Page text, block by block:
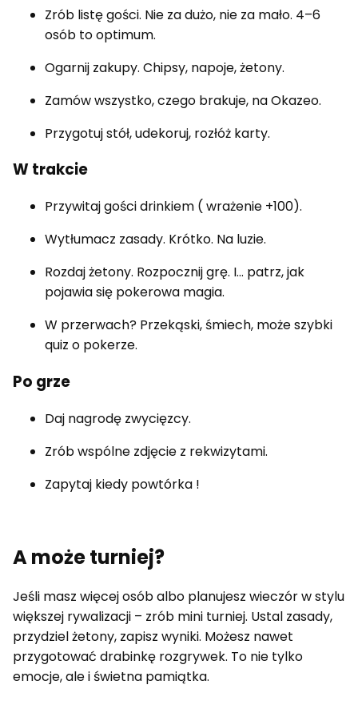
Zrób listę gości. Nie za dużo, nie za mało. 4–6
osób to optimum.
Ogarnij zakupy. Chipsy, napoje, żetony.
Zamów wszystko, czego brakuje, na Okazeo.
Przygotuj stół, udekoruj, rozłóż karty.
W trakcie
Przywitaj gości drinkiem ( wrażenie +100).
Wytłumacz zasady. Krótko. Na luzie.
Rozdaj żetony. Rozpocznij grę. I… patrz, jak
pojawia się pokerowa magia.
W przerwach? Przekąski, śmiech, może szybki
quiz o pokerze.
Po grze
Daj nagrodę zwycięzcy.
Zrób wspólne zdjęcie z rekwizytami.
Zapytaj kiedy powtórka !
A może turniej?
Jeśli masz więcej osób albo planujesz wieczór w stylu
większej rywalizacji – zrób mini turniej. Ustal zasady,
przydziel żetony, zapisz wyniki. Możesz nawet
przygotować drabinkę rozgrywek. To nie tylko
emocje, ale i świetna pamiątka.